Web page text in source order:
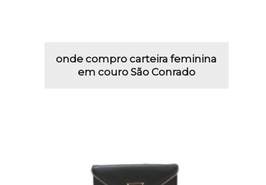
onde compro carteira feminina
em couro São Conrado